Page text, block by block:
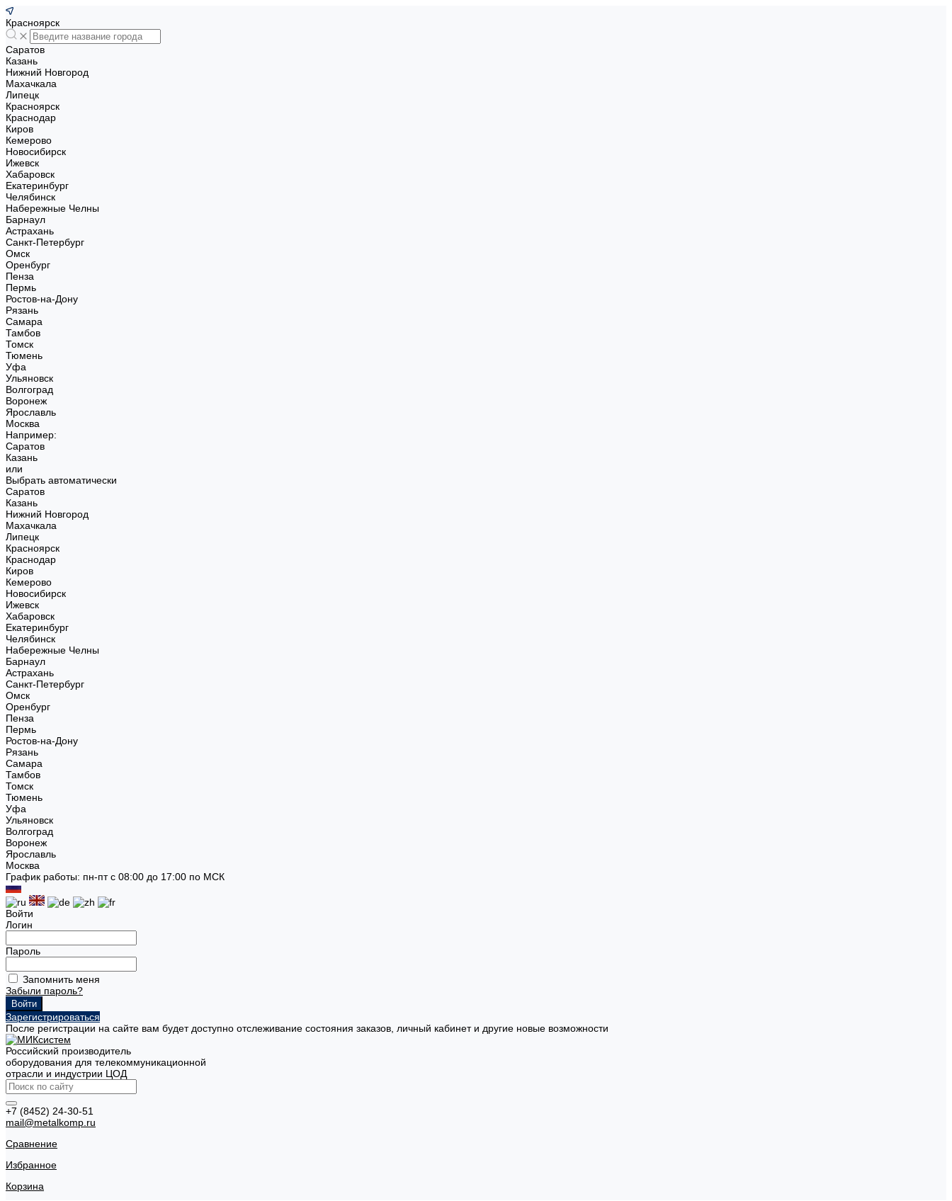
Красноярск
Саратов
Казань
Нижний Новгород
Махачкала
Липецк
Красноярск
Краснодар
Киров
Кемерово
Новосибирск
Ижевск
Хабаровск
Екатеринбург
Челябинск
Набережные Челны
Барнаул
Астрахань
Санкт-Петербург
Омск
Оренбург
Пенза
Пермь
Ростов-на-Дону
Рязань
Самара
Тамбов
Томск
Тюмень
Уфа
Ульяновск
Волгоград
Воронеж
Ярославль
Москва
Например:
Саратов
Казань
или
Выбрать автоматически
Саратов
Казань
Нижний Новгород
Махачкала
Липецк
Красноярск
Краснодар
Киров
Кемерово
Новосибирск
Ижевск
Хабаровск
Екатеринбург
Челябинск
Набережные Челны
Барнаул
Астрахань
Санкт-Петербург
Омск
Оренбург
Пенза
Пермь
Ростов-на-Дону
Рязань
Самара
Тамбов
Томск
Тюмень
Уфа
Ульяновск
Волгоград
Воронеж
Ярославль
Москва
График работы: пн-пт с 08:00 до 17:00 по МСК
Войти
Логин
Пароль
Запомнить меня
Забыли пароль?
Зарегистрироваться
После регистрации на сайте вам будет доступно отслеживание состояния заказов, личный кабинет и другие новые возможности
Российский производитель
оборудования для телекоммуникационной
отрасли и индустрии ЦОД
+7 (8452) 24-30-51
mail@metalkomp.ru
Сравнение
Избранное
Корзина